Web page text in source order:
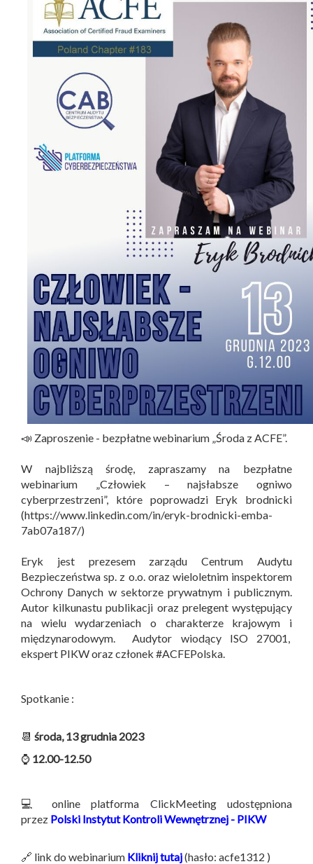
📣 Zaproszenie - bezpłatne webinarium „Środa z ACFE”.
W najbliższą środę, zapraszamy na bezpłatne
webinarium „Człowiek – najsłabsze ogniwo
cyberprzestrzeni”, które poprowadzi Eryk brodnicki
(https://www.linkedin.com/in/eryk-brodnicki-emba-
7ab07a187/)
Eryk jest prezesem zarządu Centrum Audytu
Bezpieczeństwa sp. z o.o. oraz wieloletnim inspektorem
Ochrony Danych w sektorze prywatnym i publicznym.
Autor kilkunastu publikacji oraz prelegent występujący
na wielu wydarzeniach o charakterze krajowym i
międzynarodowym. Audytor wiodący ISO 27001,
ekspert PIKW oraz członek #ACFEPolska.
Spotkanie :
📆 środa, 13 grudnia 2023
⌚ 12.00-12.50
💻 online platforma ClickMeeting udostępniona
przez Polski Instytut Kontroli Wewnętrznej - PIKW
🔗 link do webinarium Kliknij tutaj(hasło: acfe1312 )